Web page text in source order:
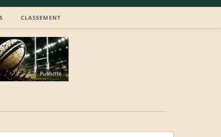
CLASSEMENT
Publicité